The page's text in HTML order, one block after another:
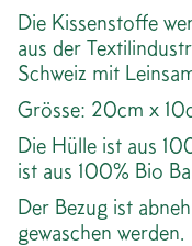
Die Kissenstoffe
aus der
Schweiz mit
Grösse: 20cm x
Die Hülle ist aus
ist aus 100% Bio
Der Bezug ist
gewaschen werden.